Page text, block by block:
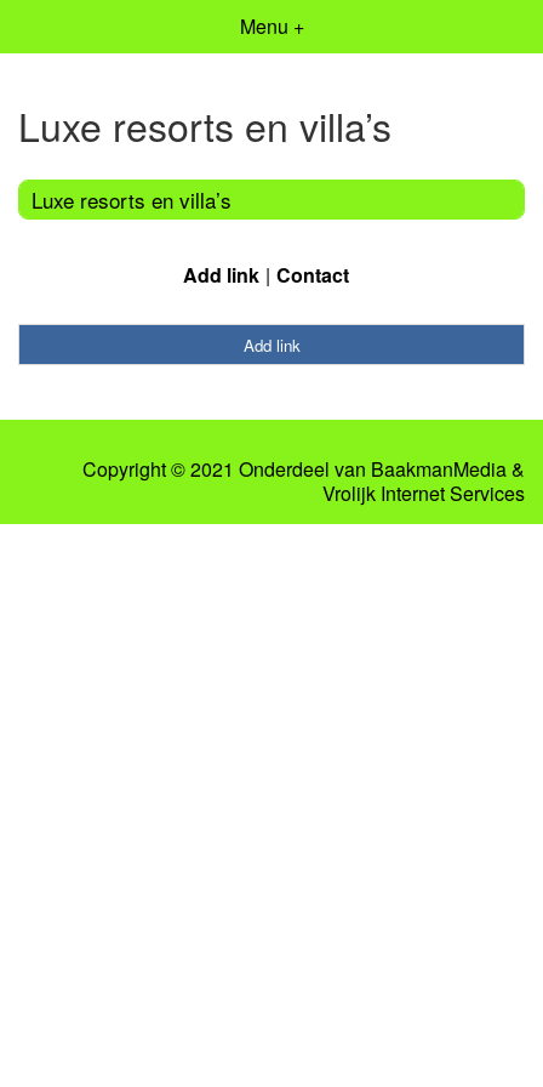
Menu +
Luxe resorts en villa’s
Luxe resorts en villa’s
Add link Contact
Add link
Copyright © 2021 Onderdeel van BaakmanMedia&
Vrolijk Internet Services